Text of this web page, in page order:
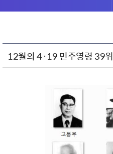
12월의 4·19 민주영령 39위